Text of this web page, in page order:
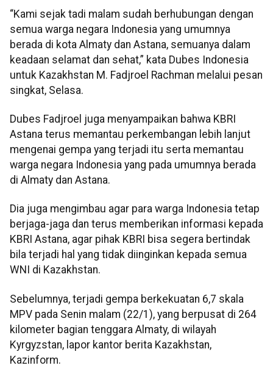
“Kami sejak tadi malam sudah berhubungan dengan
semua warga negara Indonesia yang umumnya
berada di kota Almaty dan Astana, semuanya dalam
keadaan selamat dan sehat,” kata Dubes Indonesia
untuk Kazakhstan M. Fadjroel Rachman melalui pesan
singkat, Selasa.
Dubes Fadjroel juga menyampaikan bahwa KBRI
Astana terus memantau perkembangan lebih lanjut
mengenai gempa yang terjadi itu serta memantau
warga negara Indonesia yang pada umumnya berada
di Almaty dan Astana.
Dia juga mengimbau agar para warga Indonesia tetap
berjaga-jaga dan terus memberikan informasi kepada
KBRI Astana, agar pihak KBRI bisa segera bertindak
bila terjadi hal yang tidak diinginkan kepada semua
WNI di Kazakhstan.
Sebelumnya, terjadi gempa berkekuatan 6,7 skala
MPV pada Senin malam (22/1), yang berpusat di 264
kilometer bagian tenggara Almaty, di wilayah
Kyrgyzstan, lapor kantor berita Kazakhstan,
Kazinform.